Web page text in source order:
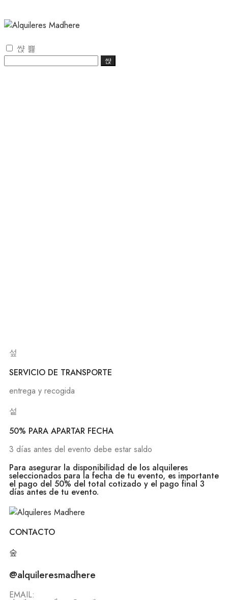
SERVICIO DE TRANSPORTE
entrega y recogida
50% PARA APARTAR FECHA
3 días antes del evento debe estar saldo
Para asegurar la disponibilidad de los alquileres
seleccionados para la fecha de tu evento, es importante
el pago del 50% del total cotizado y el pago final 3
días antes de tu evento.
CONTACTO
@alquileresmadhere
EMAIL: